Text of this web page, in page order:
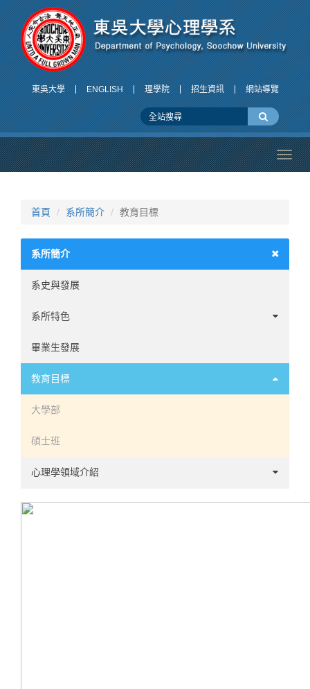
東吳大學 ENGLISH 理學院 招生資訊 網站導覽
首頁 系所簡介 教育目標
系所簡介
系史與發展
系所特色
優勢
機會
系徽介紹
畢業生發展
教育目標
大學部
碩士班
心理學領域介紹
臨床心理學